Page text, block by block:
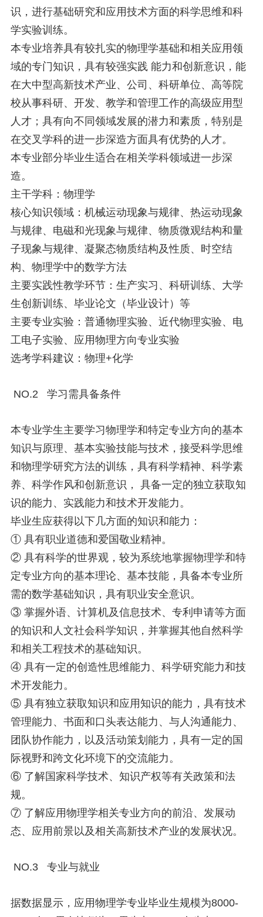
识，进行基础研究和应用技术方面的科学思维和科
学实验训练。
本专业培养具有较扎实的物理学基础和相关应用领
域的专门知识，具有较强实践 能力和创新意识，能
在大中型高新技术产业、公司、科研单位、高等院
校从事科研、开发、教学和管理工作的高级应用型
人才；具有向不同领域发展的潜力和素质，特别是
在交叉学科的进一步深造方面具有优势的人才。
本专业部分毕业生适合在相关学科领域进一步深
造。
主干学科：物理学
核心知识领域：机械运动现象与规律、热运动现象
与规律、电磁和光现象与规律、物质微观结构和量
子现象与规律、凝聚态物质结构及性质、时空结
构、物理学中的数学方法
主要实践性教学环节：生产实习、科研训练、大学
生创新训练、毕业论文（毕业设计）等
主要专业实验：普通物理实验、近代物理实验、电
工电子实验、应用物理方向专业实验
选考学科建议：物理+化学
NO.2 学习需具备条件
本专业学生主要学习物理学和特定专业方向的基本
知识与原理、基本实验技能与技术，接受科学思维
和物理学研究方法的训练，具有科学精神、科学素
养、科学作风和创新意识， 具备一定的独立获取知
识的能力、实践能力和技术开发能力。
毕业生应获得以下几方面的知识和能力：
① 具有职业道德和爱国敬业精神。
② 具有科学的世界观，较为系统地掌握物理学和特
定专业方向的基本理论、基本技能，具备本专业所
需的数学基础知识，具有职业安全意识。
③ 掌握外语、计算机及信息技术、专利申请等方面
的知识和人文社会科学知识，并掌握其他自然科学
和相关工程技术的基础知识。
④ 具有一定的创造性思维能力、科学研究能力和技
术开发能力。
⑤ 具有独立获取知识和应用知识的能力，具有技术
管理能力、书面和口头表达能力、与人沟通能力、
团队协作能力，以及活动策划能力，具有一定的国
际视野和跨文化环境下的交流能力。
⑥ 了解国家科学技术、知识产权等有关政策和法
规。
⑦ 了解应用物理学相关专业方向的前沿、发展动
态、应用前景以及相关高新技术产业的发展状况。
NO.3 专业与就业
据数据显示，应用物理学专业毕业生规模为8000-